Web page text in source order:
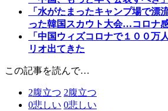
「水がたまったキャンプ場で
った韓国スカウト大会…コロナ
「中国ウィズコロナで１００
リオ出てきた
この記事を読んで…
2腹立つ 2腹立つ
0悲しい 0悲しい